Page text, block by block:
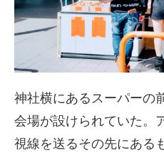
神社横にあるスーパーの
会場が設けられていた。
視線を送るその先にある